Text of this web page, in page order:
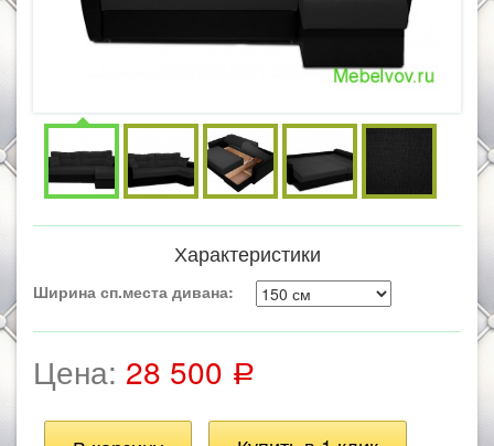
Характеристики
Ширина сп.места дивана:
Цена: 28 500 Р